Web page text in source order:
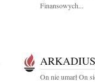
Finansowych...
On nie umarł On